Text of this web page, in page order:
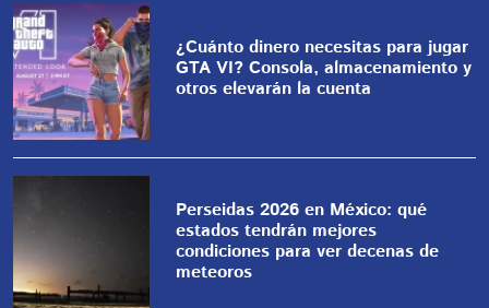
¿Cuánto dinero necesitas para jugar
GTA VI? Consola, almacenamiento y
otros elevarán la cuenta
Perseidas 2026 en México: qué
estados tendrán mejores
condiciones para ver decenas de
meteoros